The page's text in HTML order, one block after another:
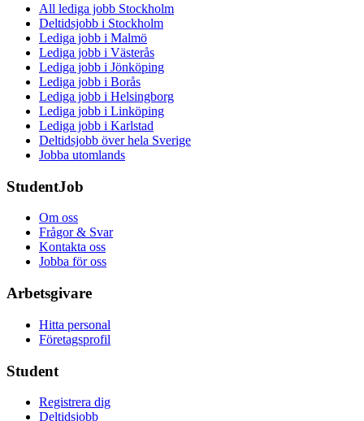
All lediga jobb Stockholm
Deltidsjobb i Stockholm
Lediga jobb i Malmö
Lediga jobb i Västerås
Lediga jobb i Jönköping
Lediga jobb i Borås
Lediga jobb i Helsingborg
Lediga jobb i Linköping
Lediga jobb i Karlstad
Deltidsjobb över hela Sverige
Jobba utomlands
StudentJob
Om oss
Frågor & Svar
Kontakta oss
Jobba för oss
Arbetsgivare
Hitta personal
Företagsprofil
Student
Registrera dig
Deltidsjobb